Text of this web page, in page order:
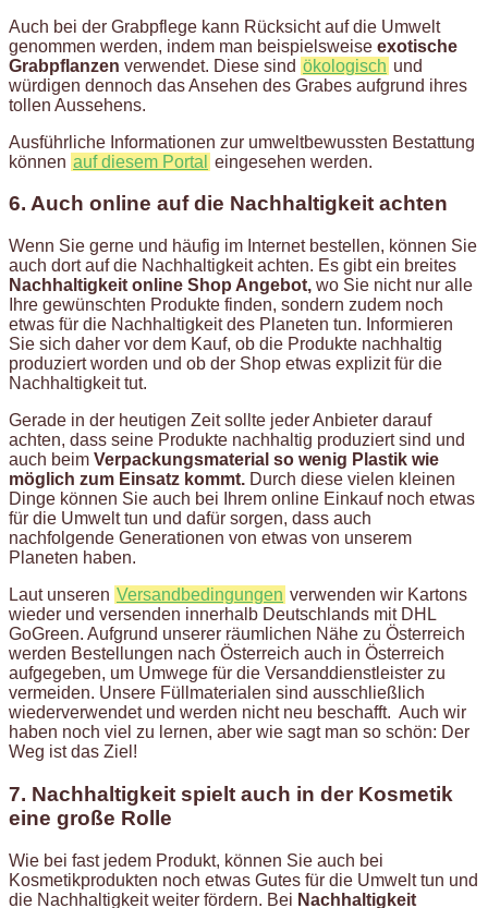
Auch bei der Grabpflege kann Rücksicht auf die Umwelt
genommen werden, indem man beispielsweise exotische
Grabpflanzen verwendet. Diese sind ökologisch und
würdigen dennoch das Ansehen des Grabes aufgrund ihres
tollen Aussehens.
Ausführliche Informationen zur umweltbewussten Bestattung
können auf diesem Portal eingesehen werden.
6. Auch online auf die Nachhaltigkeit achten
Wenn Sie gerne und häufig im Internet bestellen, können Sie
auch dort auf die Nachhaltigkeit achten. Es gibt ein breites
Nachhaltigkeit online Shop Angebot, wo Sie nicht nur alle
Ihre gewünschten Produkte finden, sondern zudem noch
etwas für die Nachhaltigkeit des Planeten tun. Informieren
Sie sich daher vor dem Kauf, ob die Produkte nachhaltig
produziert worden und ob der Shop etwas explizit für die
Nachhaltigkeit tut.
Gerade in der heutigen Zeit sollte jeder Anbieter darauf
achten, dass seine Produkte nachhaltig produziert sind und
auch beim Verpackungsmaterial so wenig Plastik wie
möglich zum Einsatz kommt. Durch diese vielen kleinen
Dinge können Sie auch bei Ihrem online Einkauf noch etwas
für die Umwelt tun und dafür sorgen, dass auch
nachfolgende Generationen von etwas von unserem
Planeten haben.
Laut unseren Versandbedingungen verwenden wir Kartons
wieder und versenden innerhalb Deutschlands mit DHL
GoGreen. Aufgrund unserer räumlichen Nähe zu Österreich
werden Bestellungen nach Österreich auch in Österreich
aufgegeben, um Umwege für die Versanddienstleister zu
vermeiden. Unsere Füllmaterialen sind ausschließlich
wiederverwendet und werden nicht neu beschafft. Auch wir
haben noch viel zu lernen, aber wie sagt man so schön: Der
Weg ist das Ziel!
7. Nachhaltigkeit spielt auch in der Kosmetik
eine große Rolle
Wie bei fast jedem Produkt, können Sie auch bei
Kosmetikprodukten noch etwas Gutes für die Umwelt tun und
die Nachhaltigkeit weiter fördern. Bei Nachhaltigkeit